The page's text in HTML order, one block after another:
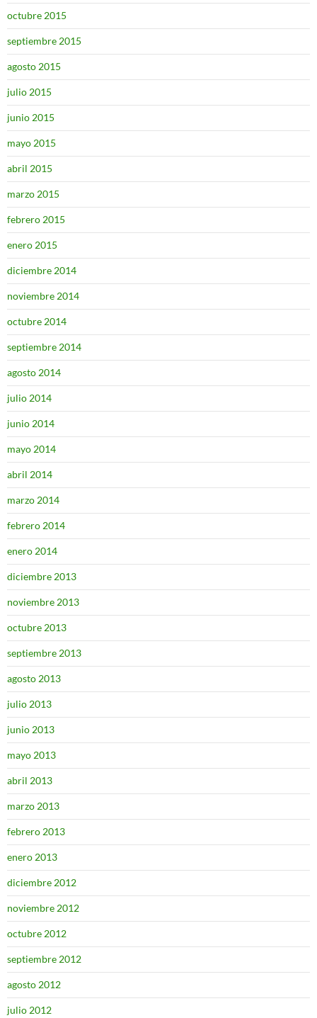
octubre 2015
septiembre 2015
agosto 2015
julio 2015
junio 2015
mayo 2015
abril 2015
marzo 2015
febrero 2015
enero 2015
diciembre 2014
noviembre 2014
octubre 2014
septiembre 2014
agosto 2014
julio 2014
junio 2014
mayo 2014
abril 2014
marzo 2014
febrero 2014
enero 2014
diciembre 2013
noviembre 2013
octubre 2013
septiembre 2013
agosto 2013
julio 2013
junio 2013
mayo 2013
abril 2013
marzo 2013
febrero 2013
enero 2013
diciembre 2012
noviembre 2012
octubre 2012
septiembre 2012
agosto 2012
julio 2012